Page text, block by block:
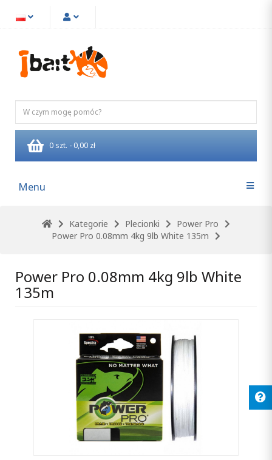
0 szt. - 0,00 zł
Menu
Kategorie Plecionki
Power Pro
Power Pro 0.08mm 4kg 9lb White 135m
Power Pro 0.08mm 4kg 9lb White
135m